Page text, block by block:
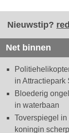
Nieuwstip?
Net binnen
in Attractiepark
Bloederig
in waterbaan
Toverspiegel
koningin